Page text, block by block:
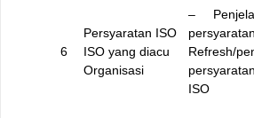
6
Persyaratan ISO
ISO yang diacu
Organisasi
–
persyaratan
Refresh/
ISO